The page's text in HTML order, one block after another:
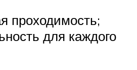
проходимость;
для каждого